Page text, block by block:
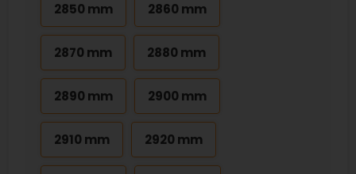
2850 mm 2860 mm
2870 mm 2880 mm
2890 mm 2900 mm
2910 mm 2920 mm